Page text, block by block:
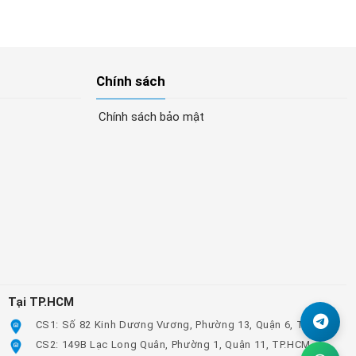
Chính sách
Chính sách bảo mật
Tại TP.HCM
CS1: Số 82 Kinh Dương Vương, Phường 13, Quận 6, TP.HCM
CS2: 149B Lạc Long Quân, Phường 1, Quận 11, TP.HCM